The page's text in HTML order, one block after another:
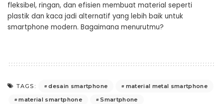
fleksibel, ringan, dan efisien membuat material seperti
plastik dan kaca jadi alternatif yang lebih baik untuk
smartphone modern. Bagaimana menurutmu?
TAGS: desain smartphone
material metal smartphone
material smartphone
Smartphone